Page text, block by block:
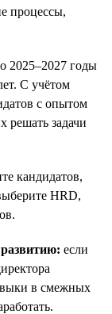
процессы,
2025–2027 годы
С учётом
с опытом
задачи
кандидатов,
HRD,
если
в смежных